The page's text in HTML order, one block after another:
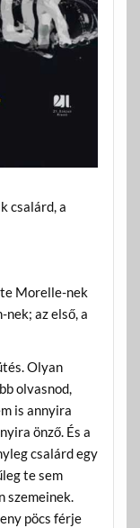
csalárd, a
Morelle-nek
az első, a
Olyan
olvasnod,
is annyira
önző. És a
csalárd egy
te sem
szemeinek.
pöcs férje